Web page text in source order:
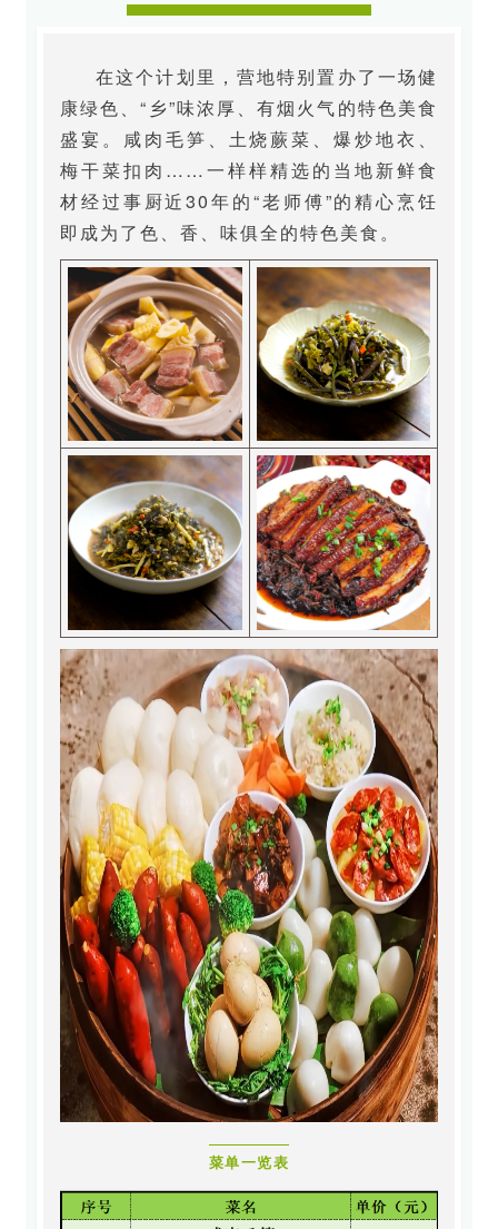
在这个计划里，营地特别置办了一场健
康绿色、“乡”味浓厚、有烟火气的特色美食
盛宴。咸肉毛笋、土烧蕨菜、爆炒地衣、
梅干菜扣肉……一样样精选的当地新鲜食
材经过事厨近30年的“老师傅”的精心烹饪
即成为了色、香、味俱全的特色美食。
菜单一览表